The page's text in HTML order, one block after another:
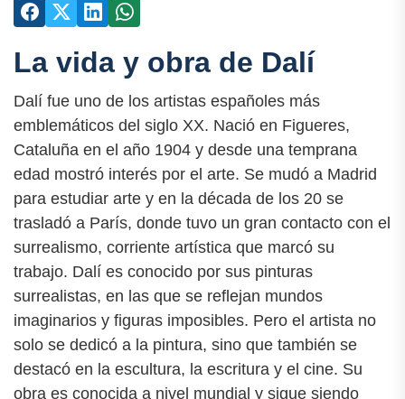
La vida y obra de Dalí
Dalí fue uno de los artistas españoles más
emblemáticos del siglo XX. Nació en Figueres,
Cataluña en el año 1904 y desde una temprana
edad mostró interés por el arte. Se mudó a Madrid
para estudiar arte y en la década de los 20 se
trasladó a París, donde tuvo un gran contacto con el
surrealismo, corriente artística que marcó su
trabajo. Dalí es conocido por sus pinturas
surrealistas, en las que se reflejan mundos
imaginarios y figuras imposibles. Pero el artista no
solo se dedicó a la pintura, sino que también se
destacó en la escultura, la escritura y el cine. Su
obra es conocida a nivel mundial y sigue siendo